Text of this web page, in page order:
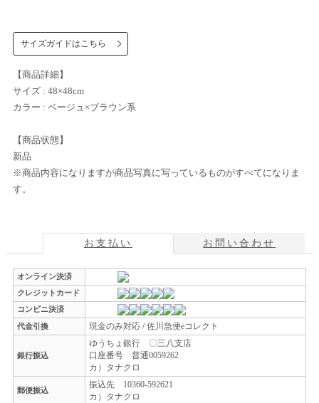
サイズガイドはこちら
【商品詳細】
サイズ : 48×48cm
カラー : ベージュ×ブラウン系
【商品状態】
新品
※商品内容になりますが商品写真に写っているものがすべてになりま
す。
お支払い お問い合わせ
オンライン決済
クレジットカード
コンビニ決済
代金引換
現金のみ対応 / 佐川急便eコレクト
銀行振込
ゆうちょ銀行 〇三八支店
口座番号 普通0059262
カ）タナクロ
郵便振込
振込先 10360-592621
カ）タナクロ